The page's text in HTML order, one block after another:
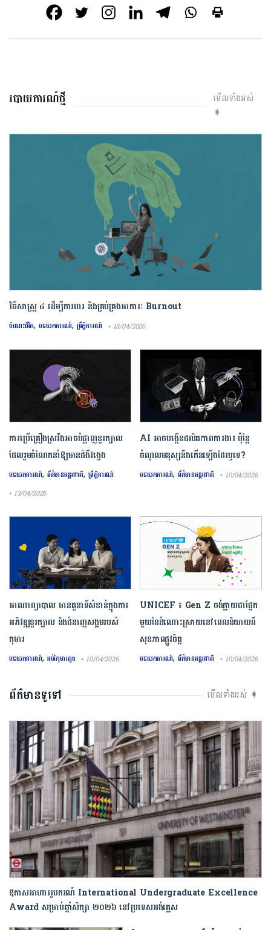
របាយការណ៍ថ្មី
មើលទាំងអស់
➧
វិធីសាស្រ្ត ៤ ​ដើម្បី​ការពារ និងគ្រប់គ្រង​អាការៈ Burnout
ចំណេះជីវិត, បទយកការណ៍, ព្រឹត្តិការណ៍ • 13/04/2026
ការ​ប្រើគ្រឿង​ស្រវឹង​អាចបំផ្លាញ​ខួរក្បាល
ដែល​រួមចំណែក​នាំឱ្យ​មាន​ជំងឺ​វង្វេង
បទយកការណ៍, ព័ត៌មានអន្តរជាតិ,ព្រឹត្តិការណ៍
• 13/04/2026
AI អាចបង្កើនផលិតភាពការងារ ប៉ុន្តែ
ចំណូលមនុស្សនឹងកើនឡើងដែរឬទេ?
បទយកការណ៍, ព័ត៌មានអន្តរជាតិ • 10/04/2026
អាណាព្យាបាល មានតួនាទីសំខាន់ក្នុងការ
អភិវឌ្ឍខួរក្បាល និងជំនាញសង្គមរបស់
កុមារ
បទយកការណ៍, អប់រំកុមារតូច • 10/04/2026
UNICEF ៖ Gen Z ចង់ក្លាយ​ជា​ផ្នែក​
មួយ​នៃ​ដំណោះស្រាយ​នៅ​ពេល​និយាយ​ពី
សុខភាព​ផ្លូវចិត្ត
បទយកការណ៍, ព័ត៌មានអន្តរជាតិ • 10/04/2026
ព័ត៌មានទូទៅ មើលទាំងអស់ ➧
ឱកាសអាហាររូបករណ៍ International Undergraduate Excellence
Award សម្រាប់ឆ្នាំសិក្សា ២០២៦ នៅប្រទេស​អង់គ្លេស